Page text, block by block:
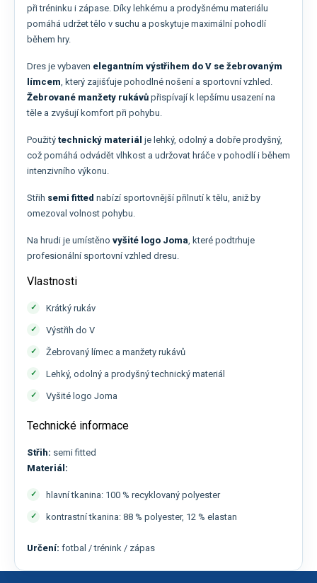
při tréninku i zápase. Díky lehkému a prodyšnému materiálu
pomáhá udržet tělo v suchu a poskytuje maximální pohodlí
během hry.
Dres je vybaven elegantním výstřihem do V se žebrovaným
límcem, který zajišťuje pohodlné nošení a sportovní vzhled.
Žebrované manžety rukávů přispívají k lepšímu usazení na
těle a zvyšují komfort při pohybu.
Použitý technický materiál je lehký, odolný a dobře prodyšný,
což pomáhá odvádět vlhkost a udržovat hráče v pohodlí i během
intenzivního výkonu.
Střih semi fitted nabízí sportovnější přilnutí k tělu, aniž by
omezoval volnost pohybu.
Na hrudi je umístěno vyšité logo Joma, které podtrhuje
profesionální sportovní vzhled dresu.
Vlastnosti
Krátký rukáv
Výstřih do V
Žebrovaný límec a manžety rukávů
Lehký, odolný a prodyšný technický materiál
Vyšité logo Joma
Technické informace
Střih: semi fitted
Materiál:
hlavní tkanina: 100 % recyklovaný polyester
kontrastní tkanina: 88 % polyester, 12 % elastan
Určení: fotbal / trénink / zápas